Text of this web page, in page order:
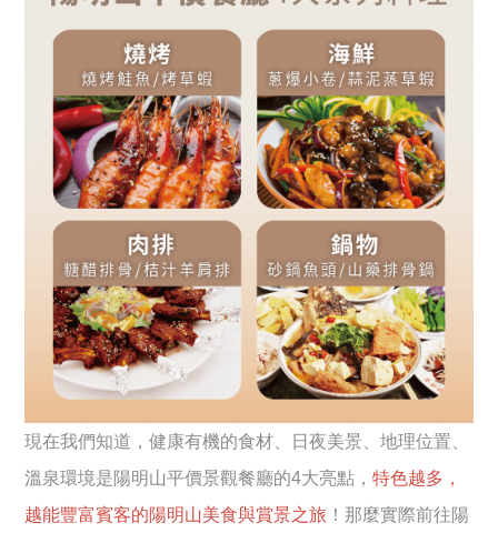
現在我們知道，健康有機的食材、日夜美景、地理位置、
溫泉環境是陽明山平價景觀餐廳的4大亮點，特色越多，
越能豐富賓客的陽明山美食與賞景之旅 ！那麼實際前往陽